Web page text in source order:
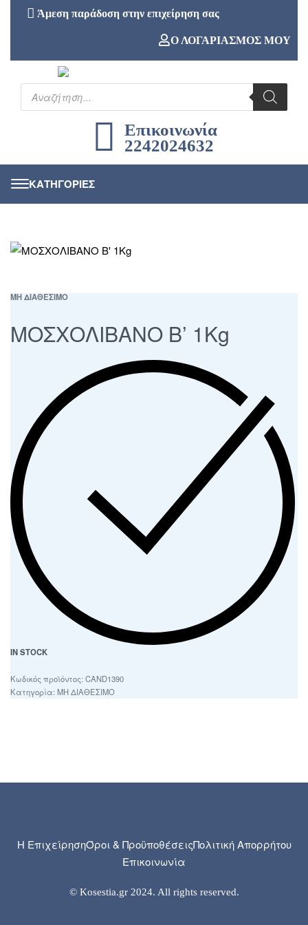
Άμεση παράδοση στην επιχείρηση σας
Ο ΛΟΓΑΡΙΑΣΜΟΣ ΜΟΥ
Επικοινωνία
2242024632
ΜΗ ΔΙΑΘΕΣΙΜΟ
ΜΟΣΧΟΛΙΒΑΝΟ Β’ 1Kg
IN STOCK
CAND1390
Κατηγορία: ΜΗ ΔΙΑΘΕΣΙΜΟ
Η ΕπιχείρησηΌροι & ΠροϋποθέσειςΠολιτική Απορρήτου
Επικοινωνία
© Kosestia.gr 2024. All rights reserved.